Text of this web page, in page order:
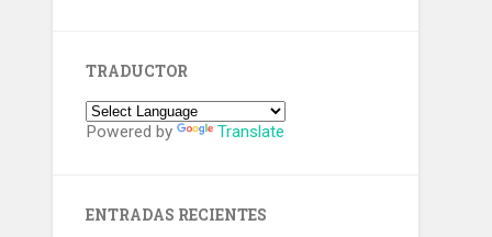
TRADUCTOR
Powered by Translate
ENTRADAS RECIENTES